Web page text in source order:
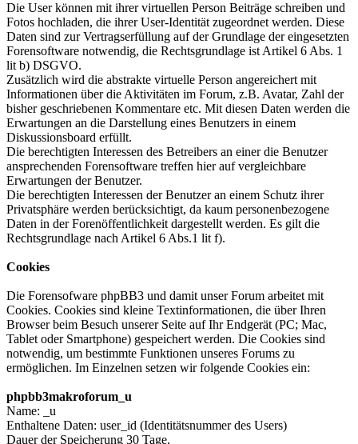
Die User können mit ihrer virtuellen Person Beiträge schreiben und
Fotos hochladen, die ihrer User-Identität zugeordnet werden. Diese
Daten sind zur Vertragserfüllung auf der Grundlage der eingesetzten
Forensoftware notwendig, die Rechtsgrundlage ist Artikel 6 Abs. 1
lit b) DSGVO.
Zusätzlich wird die abstrakte virtuelle Person angereichert mit
Informationen über die Aktivitäten im Forum, z.B. Avatar, Zahl der
bisher geschriebenen Kommentare etc. Mit diesen Daten werden die
Erwartungen an die Darstellung eines Benutzers in einem
Diskussionsboard erfüllt.
Die berechtigten Interessen des Betreibers an einer die Benutzer
ansprechenden Forensoftware treffen hier auf vergleichbare
Erwartungen der Benutzer.
Die berechtigten Interessen der Benutzer an einem Schutz ihrer
Privatsphäre werden berücksichtigt, da kaum personenbezogene
Daten in der Forenöffentlichkeit dargestellt werden. Es gilt die
Rechtsgrundlage nach Artikel 6 Abs.1 lit f).
Cookies
Die Forensofware phpBB3 und damit unser Forum arbeitet mit
Cookies. Cookies sind kleine Textinformationen, die über Ihren
Browser beim Besuch unserer Seite auf Ihr Endgerät (PC; Mac,
Tablet oder Smartphone) gespeichert werden. Die Cookies sind
notwendig, um bestimmte Funktionen unseres Forums zu
ermöglichen. Im Einzelnen setzen wir folgende Cookies ein:
phpbb3makroforum_u
Name: _u
Enthaltene Daten: user_id (Identitätsnummer des Users)
Dauer der Speicherung 30 Tage.